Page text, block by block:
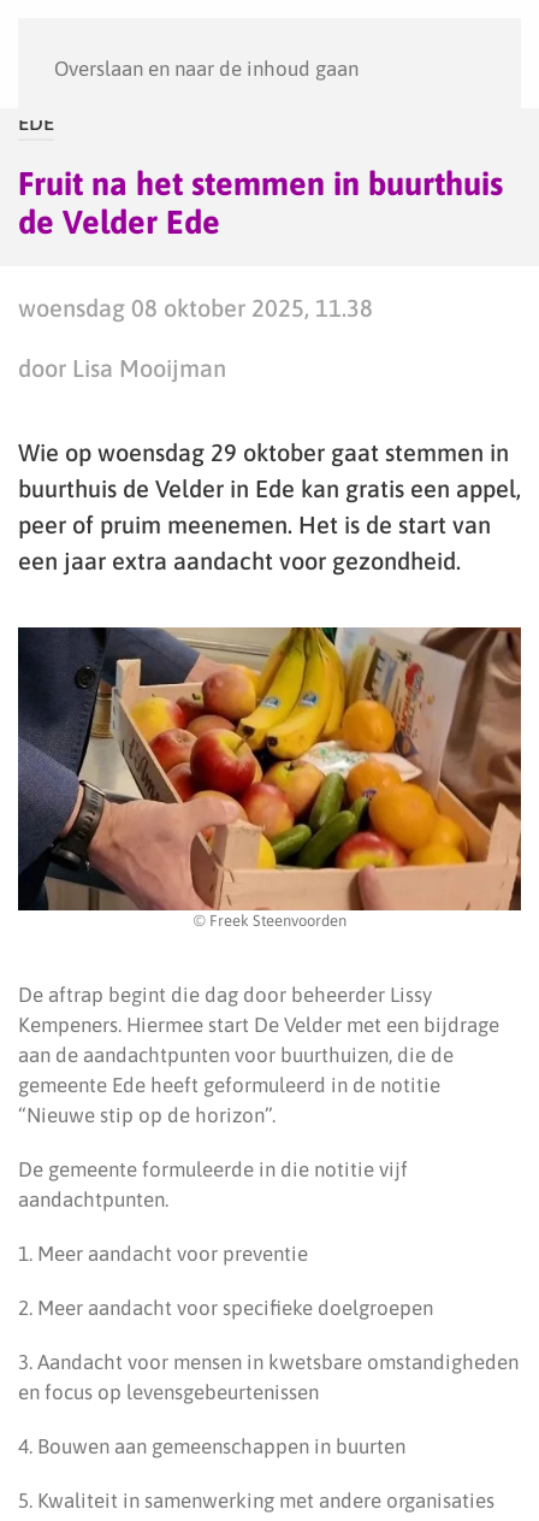
Overslaan en naar de inhoud gaan
EDE
Fruit na het stemmen in buurthuis
de Velder Ede
woensdag 08 oktober 2025, 11.38
door Lisa Mooijman
Wie op woensdag 29 oktober gaat stemmen in
buurthuis de Velder in Ede kan gratis een appel,
peer of pruim meenemen. Het is de start van
een jaar extra aandacht voor gezondheid.
© Freek Steenvoorden
De aftrap begint die dag door beheerder Lissy
Kempeners. Hiermee start De Velder met een bijdrage
aan de aandachtpunten voor buurthuizen, die de
gemeente Ede heeft geformuleerd in de notitie
“Nieuwe stip op de horizon”.
De gemeente formuleerde in die notitie vijf
aandachtpunten.
1. Meer aandacht voor preventie
2. Meer aandacht voor specifieke doelgroepen
3. Aandacht voor mensen in kwetsbare omstandigheden
en focus op levensgebeurtenissen
4. Bouwen aan gemeenschappen in buurten
5. Kwaliteit in samenwerking met andere organisaties